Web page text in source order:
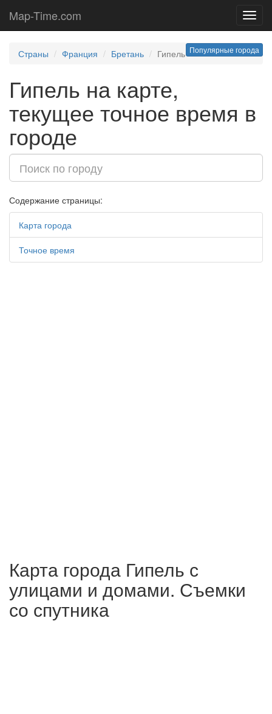
Map-Time.com
Популярные города
Страны Франция Бретань Гипель
Гипель на карте,
текущее точное время в
городе
Содержание страницы:
Карта города
Точное время
Карта города Гипель с
улицами и домами. Съемки
со спутника